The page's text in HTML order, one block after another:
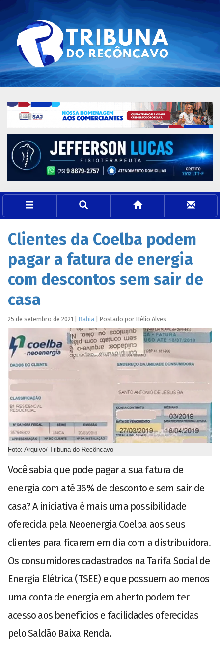
Clientes da Coelba podem
pagar a fatura de energia
com descontos sem sair de
casa
25 de setembro de 2021 Bahia Postado por Hélio Alves
Foto: Arquivo/ Tribuna do Recôncavo
Você sabia que pode pagar a sua fatura de
energia com até 36% de desconto e sem sair de
casa? A iniciativa é mais uma possibilidade
oferecida pela Neoenergia Coelba aos seus
clientes para ficarem em dia com a distribuidora.
Os consumidores cadastrados na Tarifa Social de
Energia Elétrica (TSEE) e que possuem ao menos
uma conta de energia em aberto podem ter
acesso aos benefícios e facilidades oferecidas
pelo Saldão Baixa Renda.